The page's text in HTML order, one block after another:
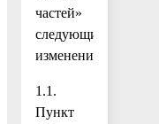
частей»
следующие
изменения:
1.1.
Пункт